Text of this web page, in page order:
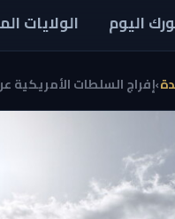
اليوم الولايات
›إفراج السلطات الأمريكية